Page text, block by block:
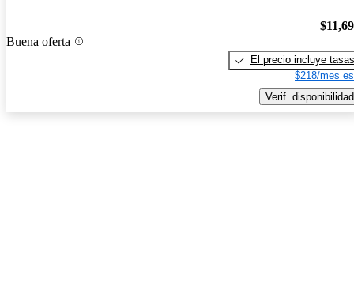
Buena oferta
El precio incluye tasas
$218/mes
Verif. disponibilidad